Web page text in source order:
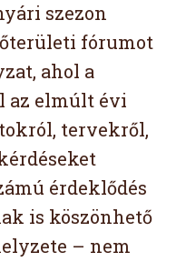
szezon
fórumot
ahol a
az elmúlt évi
tervekről,
érdeklődés
is köszönhető
– nem